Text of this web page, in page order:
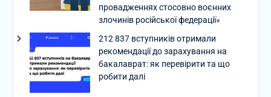
провадженнях стосовно воєнних
злочинів російської федерації»
212 837 вступників отримали
рекомендації до зарахування на
бакалаврат: як перевірити та що
робити далі